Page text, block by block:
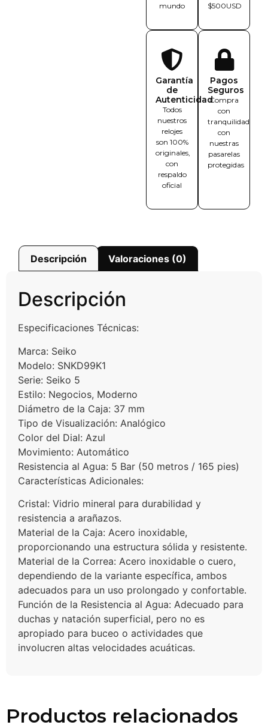
mundo
$500USD
Garantía
de
Autenticidad
Todos
nuestros
relojes
son 100%
originales,
con
respaldo
oficial
Pagos
Seguros
Compra
con
tranquilidad
con
nuestras
pasarelas
protegidas
Descripción Valoraciones (0)
Descripción
Especificaciones Técnicas:
Marca: Seiko
Modelo: SNKD99K1
Serie: Seiko 5
Estilo: Negocios, Moderno
Diámetro de la Caja: 37 mm
Tipo de Visualización: Analógico
Color del Dial: Azul
Movimiento: Automático
Resistencia al Agua: 5 Bar (50 metros / 165 pies)
Características Adicionales:
Cristal: Vidrio mineral para durabilidad y
resistencia a arañazos.
Material de la Caja: Acero inoxidable,
proporcionando una estructura sólida y resistente.
Material de la Correa: Acero inoxidable o cuero,
dependiendo de la variante específica, ambos
adecuados para un uso prolongado y confortable.
Función de la Resistencia al Agua: Adecuado para
duchas y natación superficial, pero no es
apropiado para buceo o actividades que
involucren altas velocidades acuáticas.
Productos relacionados